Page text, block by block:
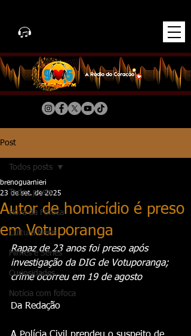
Post
Todos posts
Hora da Fofoca
Cultura News
Filmes e Séries
Curiosidades
Notícia com fofoca
Todos posts
Autor de homicídio é preso
em Votuporanga
brenoguarnieri
23 de set. de 2025
Rapaz de 23 anos foi preso após
investigação da DIG de Votuporanga;
crime ocorreu em 19 de agosto
Da Redação